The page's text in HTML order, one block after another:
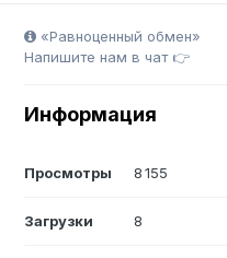
«Равноценный обмен»
Напишите нам в чат 👉
Информация
Просмотры 8 155
Загрузки 8